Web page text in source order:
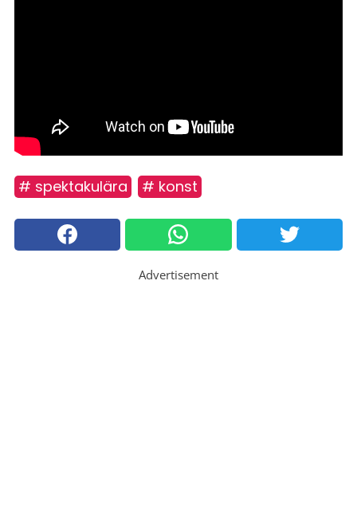
# spektakulära # konst
Advertisement